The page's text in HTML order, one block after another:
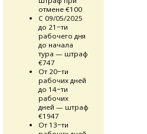
отмене €100
С 09/05/2025
до 21−ти
рабочего дня
до начала
тура — штраф
€747
От 20−ти
рабочих дней
до 14−ти
рабочих
дней — штраф
€1947
От 13−ти